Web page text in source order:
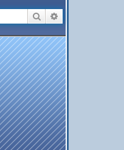
Rechercher